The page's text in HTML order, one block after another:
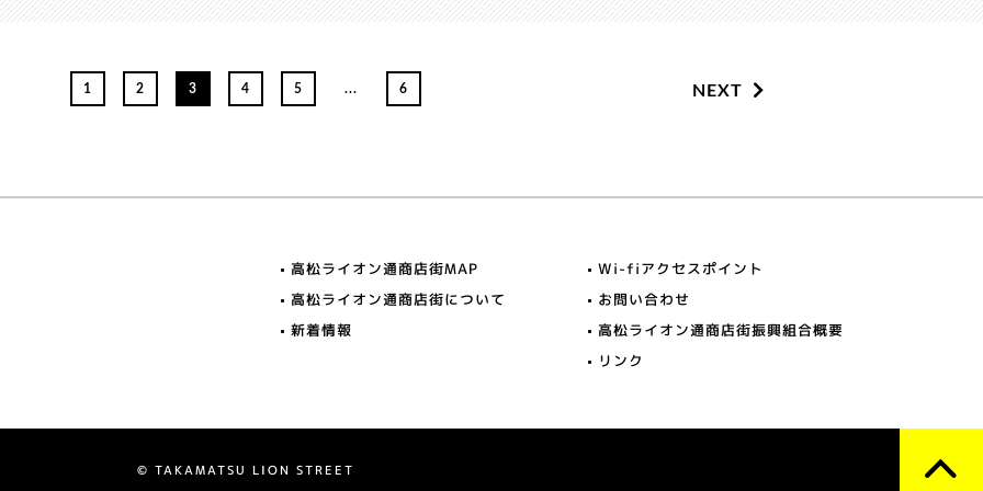
1 2 3 4 5 ... NEXT
6
高松ライオン通商店街MAP
高松ライオン通商店街について
新着情報
Wi-fiアクセスポイント
お問い合わせ
高松ライオン通商店街振興組合概要
リンク
© TAKAMATSU LION STREET